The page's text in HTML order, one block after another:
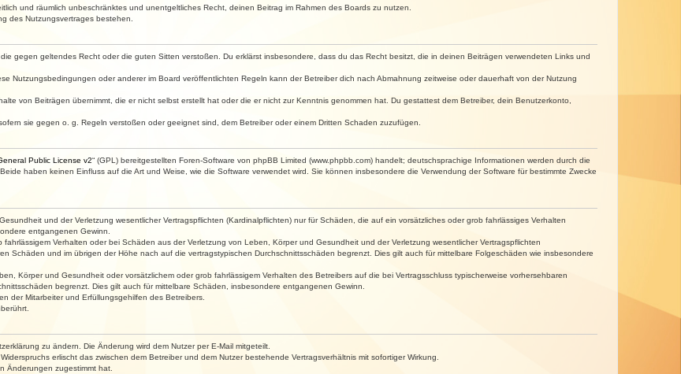
und räumlich unbeschränktes und unentgeltliches Recht, deinen Beitrag im Rahmen des Boards zu nutzen.
des Nutzungsvertrages bestehen.
gegen geltendes Recht oder die guten Sitten verstoßen. Du erklärst insbesondere, dass du das Recht besitzt, die in deinen Beiträgen verwendeten Links und
Nutzungsbedingungen oder anderer im Board veröffentlichten Regeln kann der Betreiber dich nach Abmahnung zeitweise oder dauerhaft von der Nutzung
von Beiträgen übernimmt, die er nicht selbst erstellt hat oder die er nicht zur Kenntnis genommen hat. Du gestattest dem Betreiber, dein Benutzerkonto,
sie gegen o. g. Regeln verstoßen oder geeignet sind, dem Betreiber oder einem Dritten Schaden zuzufügen.
Public License v2“ (GPL) bereitgestellten Foren-Software von phpBB Limited (www.phpbb.com) handelt; deutschsprachige Informationen werden durch die
haben keinen Einfluss auf die Art und Weise, wie die Software verwendet wird. Sie können insbesondere die Verwendung der Software für bestimmte Zwecke
und der Verletzung wesentlicher Vertragspflichten (Kardinalpflichten) nur für Schäden, die auf ein vorsätzliches oder grob fahrlässiges Verhalten
entgangenen Gewinn.
Verhalten oder bei Schäden aus der Verletzung von Leben, Körper und Gesundheit und der Verletzung wesentlicher Vertragspflichten
Schäden und im übrigen der Höhe nach auf die vertragstypischen Durchschnittsschäden begrenzt. Dies gilt auch für mittelbare Folgeschäden wie insbesondere
Körper und Gesundheit oder vorsätzlichem oder grob fahrlässigem Verhalten des Betreibers auf die bei Vertragsschluss typischerweise vorhersehbaren
begrenzt. Dies gilt auch für mittelbare Schäden, insbesondere entgangenen Gewinn.
der Mitarbeiter und Erfüllungsgehilfen des Betreibers.
zu ändern. Die Änderung wird dem Nutzer per E-Mail mitgeteilt.
erlischt das zwischen dem Betreiber und dem Nutzer bestehende Vertragsverhältnis mit sofortiger Wirkung.
Änderungen zugestimmt hat.